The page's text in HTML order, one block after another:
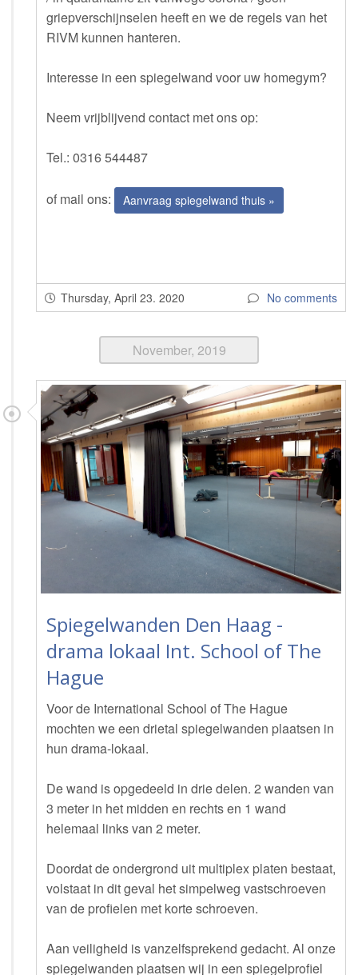
griepverschijnselen heeft en we de regels van het
RIVM kunnen hanteren.
Interesse in een spiegelwand voor uw homegym?
Neem vrijblijvend contact met ons op:
Tel.: 0316 544487
of mail ons: Aanvraag spiegelwand thuis »
Thursday, April 23. 2020 No comments
November, 2019
Spiegelwanden Den Haag -
drama lokaal Int. School of The
Hague
Voor de International School of The Hague
mochten we een drietal spiegelwanden plaatsen in
hun drama-lokaal.
De wand is opgedeeld in drie delen. 2 wanden van
3 meter in het midden en rechts en 1 wand
helemaal links van 2 meter.
Doordat de ondergrond uit multiplex platen bestaat,
volstaat in dit geval het simpelweg vastschroeven
van de profielen met korte schroeven.
Aan veiligheid is vanzelfsprekend gedacht. Al onze
spiegelwanden plaatsen wij in een spiegelprofiel